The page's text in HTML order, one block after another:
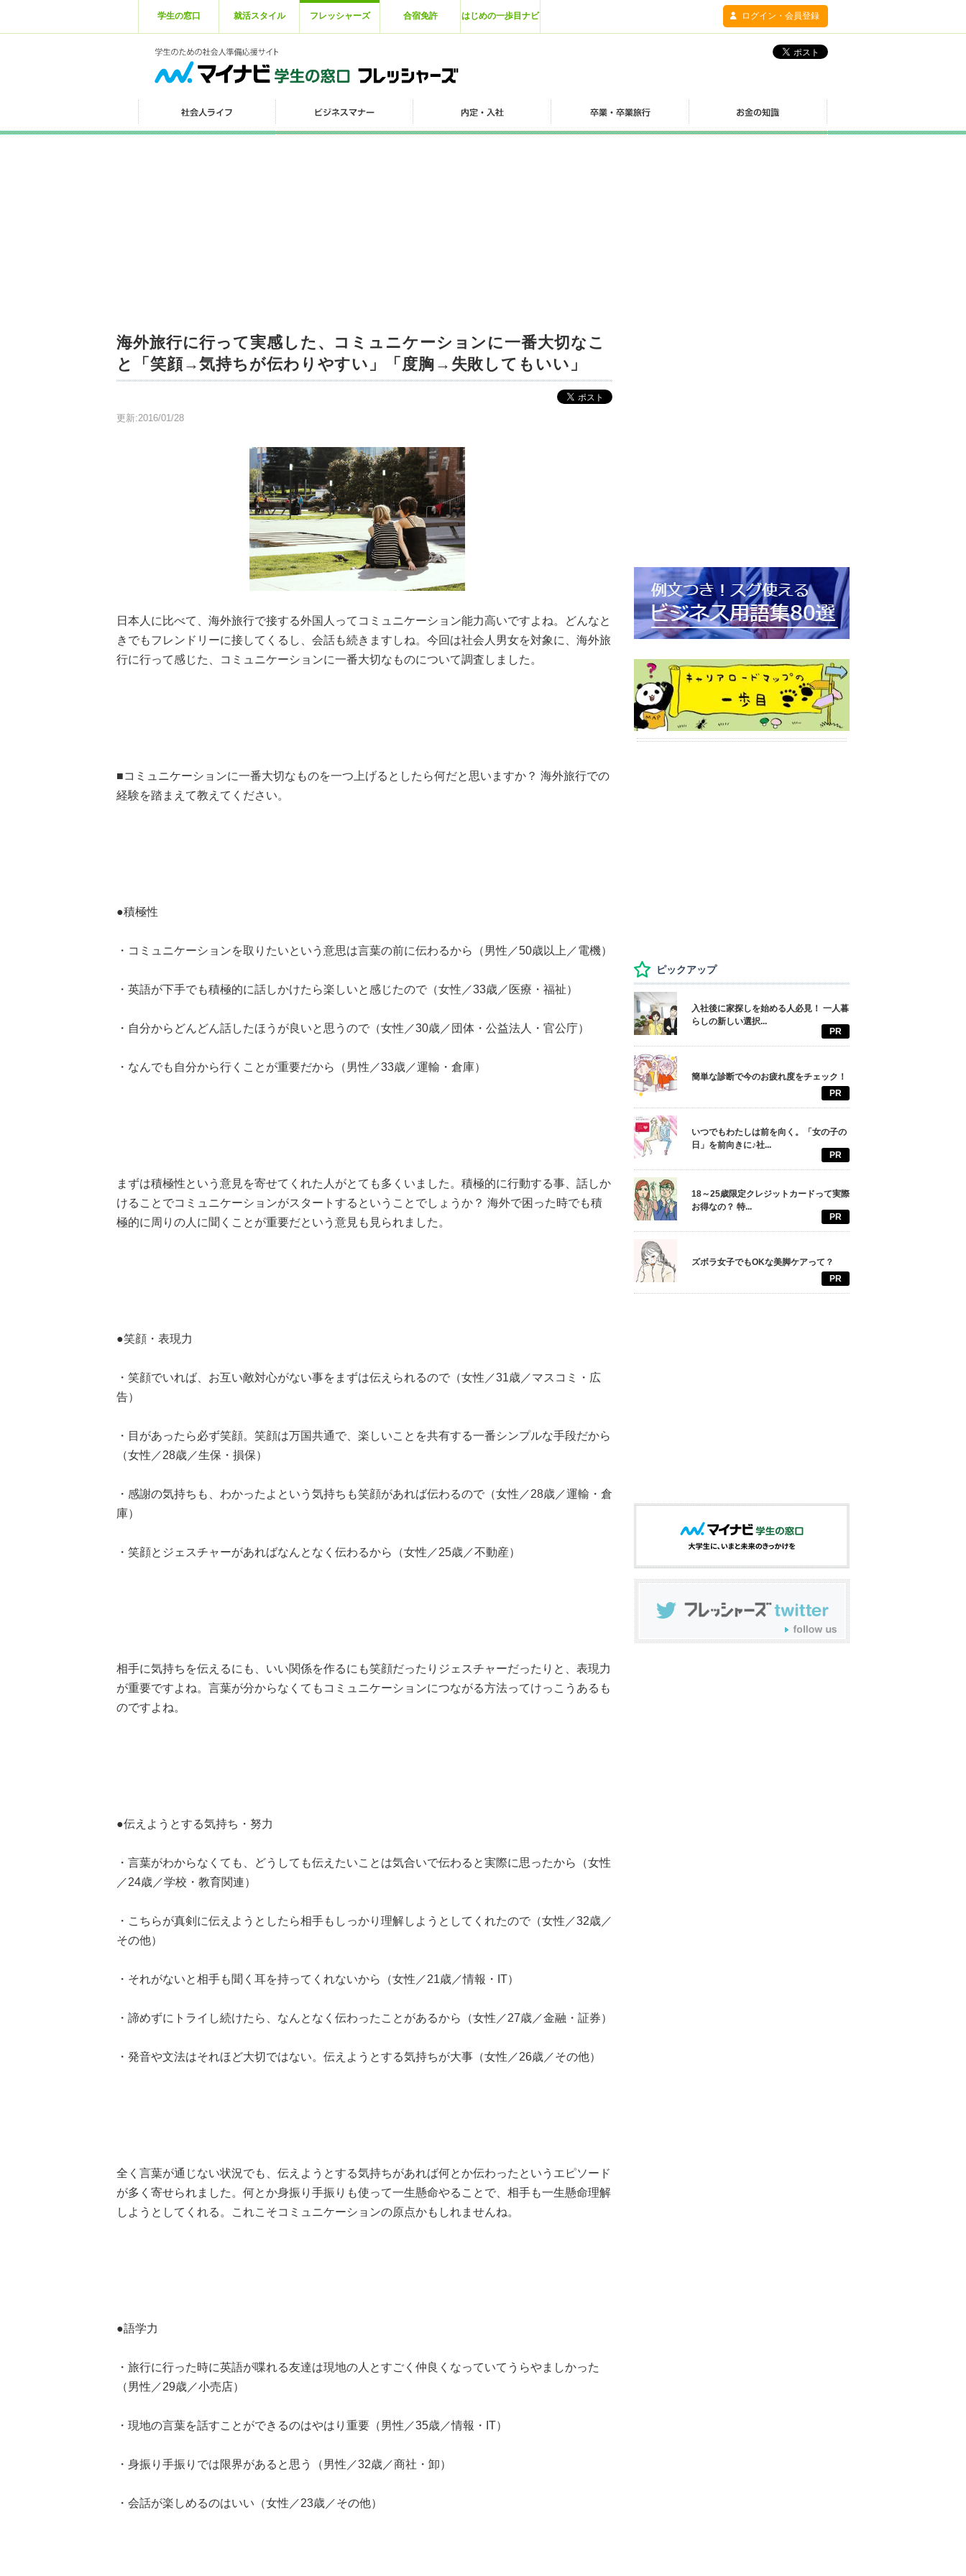
学生の窓口 就活スタイル フレッシャーズ 合宿免許 はじめの一歩目ナビ ログイン・会員登録
海外旅行に行って実感した、コミュニケーションに一番大切なこ
と「笑顔→気持ちが伝わりやすい」「度胸→失敗してもいい」
更新:2016/01/28
日本人に比べて、海外旅行で接する外国人ってコミュニケーション能力高いですよね。どんなと
きでもフレンドリーに接してくるし、会話も続きますしね。今回は社会人男女を対象に、海外旅
行に行って感じた、コミュニケーションに一番大切なものについて調査しました。
■コミュニケーションに一番大切なものを一つ上げるとしたら何だと思いますか？ 海外旅行での
経験を踏まえて教えてください。
●積極性
・コミュニケーションを取りたいという意思は言葉の前に伝わるから（男性／50歳以上／電機）
・英語が下手でも積極的に話しかけたら楽しいと感じたので（女性／33歳／医療・福祉）
・自分からどんどん話したほうが良いと思うので（女性／30歳／団体・公益法人・官公庁）
・なんでも自分から行くことが重要だから（男性／33歳／運輸・倉庫）
まずは積極性という意見を寄せてくれた人がとても多くいました。積極的に行動する事、話しか
けることでコミュニケーションがスタートするということでしょうか？ 海外で困った時でも積
極的に周りの人に聞くことが重要だという意見も見られました。
●笑顔・表現力
・笑顔でいれば、お互い敵対心がない事をまずは伝えられるので（女性／31歳／マスコミ・広
告）
・目があったら必ず笑顔。笑顔は万国共通で、楽しいことを共有する一番シンプルな手段だから
（女性／28歳／生保・損保）
・感謝の気持ちも、わかったよという気持ちも笑顔があれば伝わるので（女性／28歳／運輸・倉
庫）
・笑顔とジェスチャーがあればなんとなく伝わるから（女性／25歳／不動産）
相手に気持ちを伝えるにも、いい関係を作るにも笑顔だったりジェスチャーだったりと、表現力
が重要ですよね。言葉が分からなくてもコミュニケーションにつながる方法ってけっこうあるも
のですよね。
●伝えようとする気持ち・努力
・言葉がわからなくても、どうしても伝えたいことは気合いで伝わると実際に思ったから（女性
／24歳／学校・教育関連）
・こちらが真剣に伝えようとしたら相手もしっかり理解しようとしてくれたので（女性／32歳／
その他）
・それがないと相手も聞く耳を持ってくれないから（女性／21歳／情報・IT）
・諦めずにトライし続けたら、なんとなく伝わったことがあるから（女性／27歳／金融・証券）
・発音や文法はそれほど大切ではない。伝えようとする気持ちが大事（女性／26歳／その他）
全く言葉が通じない状況でも、伝えようとする気持ちがあれば何とか伝わったというエピソード
が多く寄せられました。何とか身振り手振りも使って一生懸命やることで、相手も一生懸命理解
しようとしてくれる。これこそコミュニケーションの原点かもしれませんね。
●語学力
・旅行に行った時に英語が喋れる友達は現地の人とすごく仲良くなっていてうらやましかった
（男性／29歳／小売店）
・現地の言葉を話すことができるのはやはり重要（男性／35歳／情報・IT）
・身振り手振りでは限界があると思う（男性／32歳／商社・卸）
・会話が楽しめるのはいい（女性／23歳／その他）
ピックアップ
入社後に家探しを始める人必見！ 一人暮
らしの新しい選択...
PR
簡単な診断で今のお疲れ度をチェック！
PR
いつでもわたしは前を向く。「女の子の
日」を前向きに♪社...
PR
18～25歳限定クレジットカードって実際
お得なの？ 特...
PR
ズボラ女子でもOKな美脚ケアって？
PR